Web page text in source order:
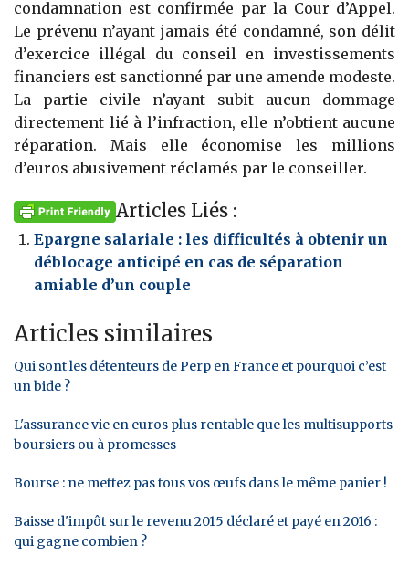
condamnation est confirmée par la Cour d’Appel.
Le prévenu n’ayant jamais été condamné, son délit
d’exercice illégal du conseil en investissements
financiers est sanctionné par une amende modeste.
La partie civile n’ayant subit aucun dommage
directement lié à l’infraction, elle n’obtient aucune
réparation. Mais elle économise les millions
d’euros abusivement réclamés par le conseiller.
Articles Liés :
Epargne salariale : les difficultés à obtenir un
déblocage anticipé en cas de séparation
amiable d’un couple
Articles similaires
Qui sont les détenteurs de Perp en France et pourquoi c’est
un bide ?
L'assurance vie en euros plus rentable que les multisupports
boursiers ou à promesses
Bourse : ne mettez pas tous vos œufs dans le même panier !
Baisse d'impôt sur le revenu 2015 déclaré et payé en 2016 :
qui gagne combien ?